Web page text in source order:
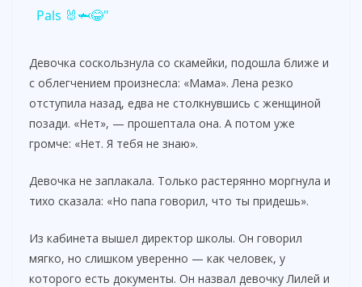
y
V
d
e
Pals 🐰🦈😂"
Девочка соскользнула со скамейки, подошла ближе и
с облегчением произнесла: «Мама». Лена резко
отступила назад, едва не столкнувшись с женщиной
позади. «Нет», — прошептала она. А потом уже
громче: «Нет. Я тебя не знаю».
Девочка не заплакала. Только растерянно моргнула и
тихо сказала: «Но папа говорил, что ты придешь».
Из кабинета вышел директор школы. Он говорил
мягко, но слишком уверенно — как человек, у
которого есть документы. Он назвал девочку Лилей и